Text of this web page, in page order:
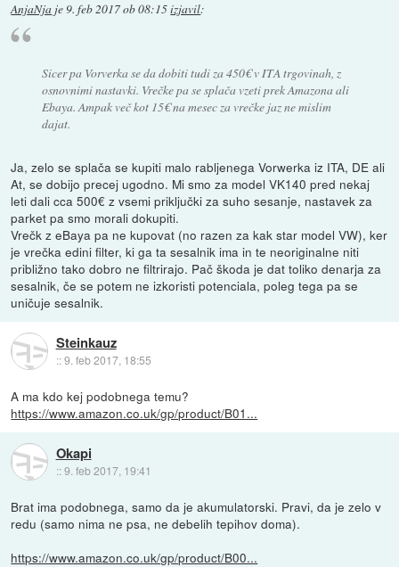
AnjaNja je9. feb 2017 ob 08:15izjavil:
Sicer pa Vorverka se da dobiti tudi za 450€ v ITA trgovinah, z
osnovnimi nastavki. Vrečke pa se splača vzeti prek Amazona ali
Ebaya. Ampak več kot 15€ na mesec za vrečke jaz ne mislim
dajat.
Ja, zelo se splača se kupiti malo rabljenega Vorwerka iz ITA, DE ali
At, se dobijo precej ugodno. Mi smo za model VK140 pred nekaj
leti dali cca 500€ z vsemi priključki za suho sesanje, nastavek za
parket pa smo morali dokupiti.
Vrečk z eBaya pa ne kupovat (no razen za kak star model VW), ker
je vrečka edini filter, ki ga ta sesalnik ima in te neoriginalne niti
približno tako dobro ne filtrirajo. Pač škoda je dat toliko denarja za
sesalnik, če se potem ne izkoristi potenciala, poleg tega pa se
uničuje sesalnik.
Steinkauz
::9. feb 2017, 18:55
A ma kdo kej podobnega temu?
https://www.amazon.co.uk/gp/product/B01...
Okapi
::9. feb 2017, 19:41
Brat ima podobnega, samo da je akumulatorski. Pravi, da je zelo v
redu (samo nima ne psa, ne debelih tepihov doma).
https://www.amazon.co.uk/gp/product/B00...